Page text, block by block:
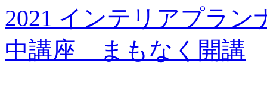
2021 インテリアプラン
中講座 まもなく開講